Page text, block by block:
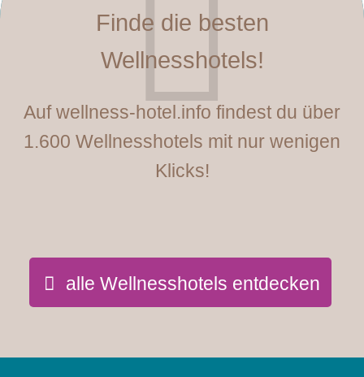
Finde die besten
Wellnesshotels!
Auf wellness-hotel.info findest du über
1.600 Wellnesshotels mit nur wenigen
Klicks!
alle Wellnesshotels entdecken